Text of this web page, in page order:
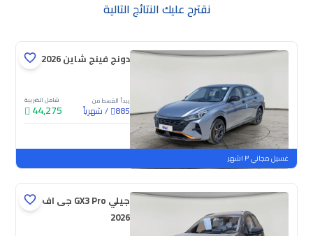
نقترح عليك النتائج التالية
دونج فينج شاين E1 2026
يبدأ القسط من
885
/شهرياً
شامل الضريبة
44,275
جديدة
غسيل مجاني ٣ اشهر
جيلي GX3 Pro جى اف
2026